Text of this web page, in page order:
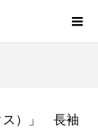
ス）」 長袖